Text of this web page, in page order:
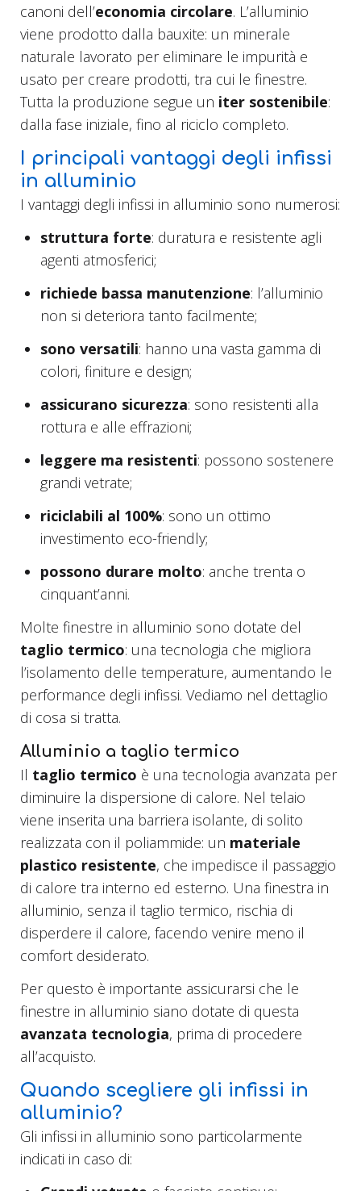
canoni dell’economia circolare. L’alluminio
viene prodotto dalla bauxite: un minerale
naturale lavorato per eliminare le impurità e
usato per creare prodotti, tra cui le finestre.
Tutta la produzione segue un iter sostenibile:
dalla fase iniziale, fino al riciclo completo.
I principali vantaggi degli infissi
in alluminio
I vantaggi degli infissi in alluminio sono numerosi:
struttura forte: duratura e resistente agli
agenti atmosferici;
richiede bassa manutenzione: l’alluminio
non si deteriora tanto facilmente;
sono versatili: hanno una vasta gamma di
colori, finiture e design;
assicurano sicurezza: sono resistenti alla
rottura e alle effrazioni;
leggere ma resistenti: possono sostenere
grandi vetrate;
riciclabili al 100%: sono un ottimo
investimento eco-friendly;
possono durare molto: anche trenta o
cinquant’anni.
Molte finestre in alluminio sono dotate del
taglio termico: una tecnologia che migliora
l’isolamento delle temperature, aumentando le
performance degli infissi. Vediamo nel dettaglio
di cosa si tratta.
Alluminio a taglio termico
Il taglio termico è una tecnologia avanzata per
diminuire la dispersione di calore. Nel telaio
viene inserita una barriera isolante, di solito
realizzata con il poliammide: un materiale
plastico resistente, che impedisce il passaggio
di calore tra interno ed esterno. Una finestra in
alluminio, senza il taglio termico, rischia di
disperdere il calore, facendo venire meno il
comfort desiderato.
Per questo è importante assicurarsi che le
finestre in alluminio siano dotate di questa
avanzata tecnologia, prima di procedere
all’acquisto.
Quando scegliere gli infissi in
alluminio?
Gli infissi in alluminio sono particolarmente
indicati in caso di: